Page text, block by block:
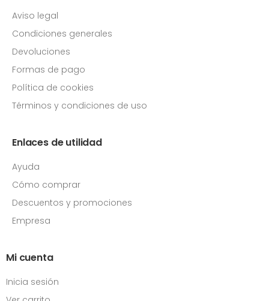
Aviso legal
Condiciones generales
Devoluciones
Formas de pago
Política de cookies
Términos y condiciones de uso
Enlaces de utilidad
Ayuda
Cómo comprar
Descuentos y promociones
Empresa
Mi cuenta
Inicia sesión